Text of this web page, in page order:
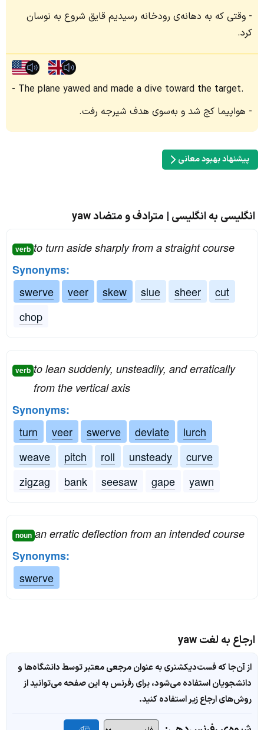
وقتی که به دهانه‌ی رودخانه رسیدیم قایق شروع به نوسان
کرد.
The plane yawed and made a dive toward the target.
هواپیما کج شد و به‌سوی هدف شیرجه رفت.
پیشنهاد بهبود معانی
انگلیسی به انگلیسی | مترادف و متضاد yaw
verb to turn aside sharply from a straight course
Synonyms:
swerve
veer skew slue sheer
cut
chop
verb to lean suddenly, unsteadily, and erratically
from the vertical axis
Synonyms:
turn
veer swerve deviate
lurch
weave
pitch roll unsteady
curve
zigzag
bank seesaw gape yawn
noun an erratic deflection from an intended course
Synonyms:
swerve
ارجاع به لغت yaw
از آن‌جا که فست‌دیکشنری به عنوان مرجعی معتبر توسط دانشگاه‌ها و
دانشجویان استفاده می‌شود، برای رفرنس به این صفحه می‌توانید از
روش‌های ارجاع زیر استفاده کنید.